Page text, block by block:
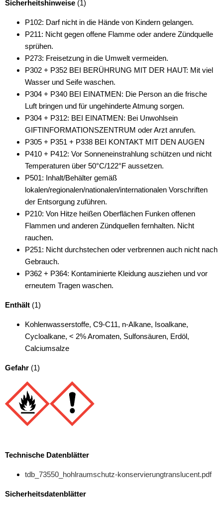
Sicherheitshinweise (1)
P102: Darf nicht in die Hände von Kindern gelangen.
P211: Nicht gegen offene Flamme oder andere Zündquelle
sprühen.
P273: Freisetzung in die Umwelt vermeiden.
P302 + P352 BEI BERÜHRUNG MIT DER HAUT: Mit viel
Wasser und Seife waschen.
P304 + P340 BEI EINATMEN: Die Person an die frische
Luft bringen und für ungehinderte Atmung sorgen.
P304 + P312: BEI EINATMEN: Bei Unwohlsein
GIFTINFORMATIONSZENTRUM oder Arzt anrufen.
P305 + P351 + P338 BEI KONTAKT MIT DEN AUGEN
P410 + P412: Vor Sonneneinstrahlung schützen und nicht
Temperaturen über 50°C/122°F aussetzen.
P501: Inhalt/Behälter gemäß
lokalen/regionalen/nationalen/internationalen Vorschriften
der Entsorgung zuführen.
P210: Von Hitze heißen Oberflächen Funken offenen
Flammen und anderen Zündquellen fernhalten. Nicht
rauchen.
P251: Nicht durchstechen oder verbrennen auch nicht nach
Gebrauch.
P362 + P364: Kontaminierte Kleidung ausziehen und vor
erneutem Tragen waschen.
Enthält (1)
Kohlenwasserstoffe, C9-C11, n-Alkane, Isoalkane,
Cycloalkane, < 2% Aromaten, Sulfonsäuren, Erdöl,
Calciumsalze
Gefahr (1)
Technische Datenblätter
tdb_73550_hohlraumschutz-konservierungtranslucent.pdf
Sicherheitsdatenblätter